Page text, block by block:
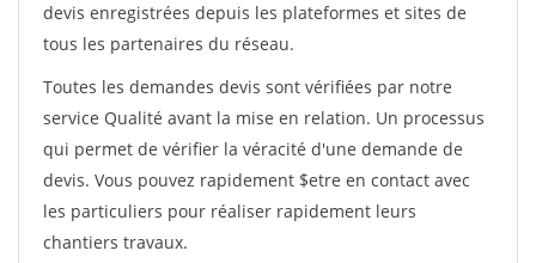
devis enregistrées depuis les plateformes et sites de
tous les partenaires du réseau.
Toutes les demandes devis sont vérifiées par notre
service Qualité avant la mise en relation. Un processus
qui permet de vérifier la véracité d'une demande de
devis. Vous pouvez rapidement $etre en contact avec
les particuliers pour réaliser rapidement leurs
chantiers travaux.